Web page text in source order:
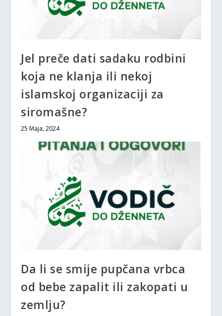
Jel preče dati sadaku rodbini
koja ne klanja ili nekoj
islamskoj organizaciji za
siromašne?
25 Maja, 2024
Da li se smije pupčana vrbca
od bebe zapalit ili zakopati u
zemlju?